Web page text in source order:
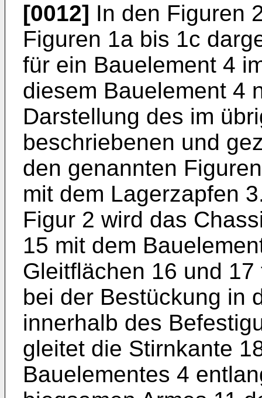
[0012] In den Figuren
Figuren 1a bis 1c
für ein Bauelement 4
diesem Bauelement 4
Darstellung des im
beschriebenen und
den genannten
mit dem Lagerzapfen
Figur 2 wird das
15 mit dem
Gleitflächen 16 und
bei der Bestückung in
innerhalb des
gleitet die Stirnkante
Bauelementes 4